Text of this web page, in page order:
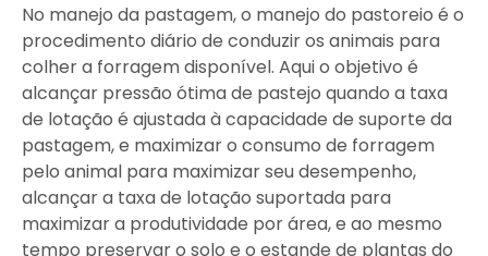
No manejo da pastagem, o manejo do pastoreio é o
procedimento diário de conduzir os animais para
colher a forragem disponível. Aqui o objetivo é
alcançar pressão ótima de pastejo quando a taxa
de lotação é ajustada à capacidade de suporte da
pastagem, e maximizar o consumo de forragem
pelo animal para maximizar seu desempenho,
alcançar a taxa de lotação suportada para
maximizar a produtividade por área, e ao mesmo
tempo preservar o solo e o estande de plantas do